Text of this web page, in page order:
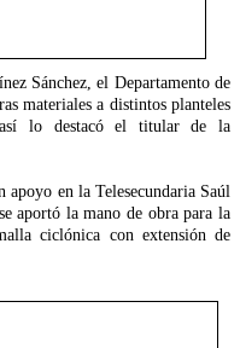
Sánchez, el Departamento de
materiales a distintos planteles
lo destacó el titular de la
apoyo en la Telesecundaria Saúl
aportó la mano de obra para la
ciclónica con extensión de